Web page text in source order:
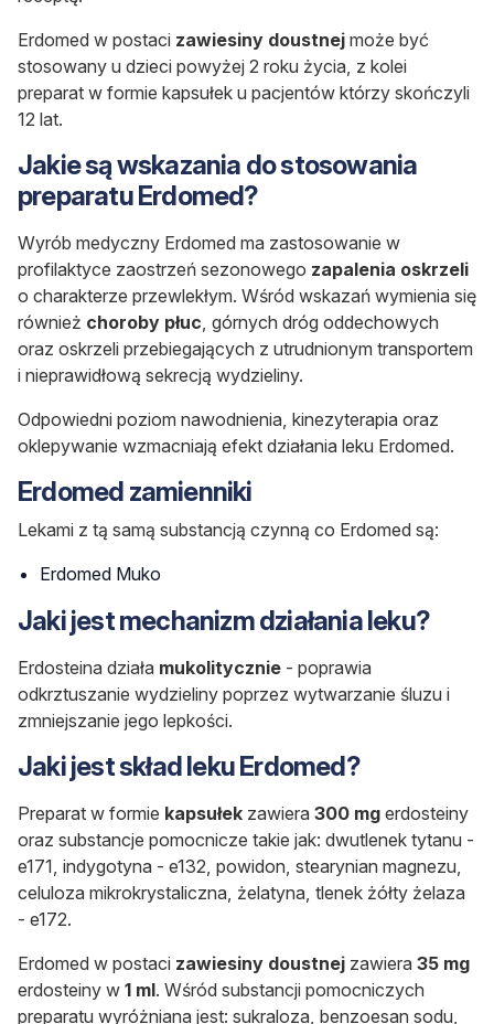
Erdomed w postaci zawiesiny doustnej może być
stosowany u dzieci powyżej 2 roku życia, z kolei
preparat w formie kapsułek u pacjentów którzy skończyli
12 lat.
Jakie są wskazania do stosowania
preparatu Erdomed?
Wyrób medyczny Erdomed ma zastosowanie w
profilaktyce zaostrzeń sezonowego zapalenia oskrzeli
o charakterze przewlekłym. Wśród wskazań wymienia się
również choroby płuc, górnych dróg oddechowych
oraz oskrzeli przebiegających z utrudnionym transportem
i nieprawidłową sekrecją wydzieliny.
Odpowiedni poziom nawodnienia, kinezyterapia oraz
oklepywanie wzmacniają efekt działania leku Erdomed.
Erdomed zamienniki
Lekami z tą samą substancją czynną co Erdomed są:
Erdomed Muko
Jaki jest mechanizm działania leku?
Erdosteina działa mukolitycznie - poprawia
odkrztuszanie wydzieliny poprzez wytwarzanie śluzu i
zmniejszanie jego lepkości.
Jaki jest skład leku Erdomed?
Preparat w formie kapsułek zawiera 300 mg erdosteiny
oraz substancje pomocnicze takie jak: dwutlenek tytanu -
e171, indygotyna - e132, powidon, stearynian magnezu,
celuloza mikrokrystaliczna, żelatyna, tlenek żółty żelaza
- e172.
Erdomed w postaci zawiesiny doustnej zawiera 35 mg
erdosteiny w 1 ml. Wśród substancji pomocniczych
preparatu wyróżniana jest: sukraloza, benzoesan sodu,